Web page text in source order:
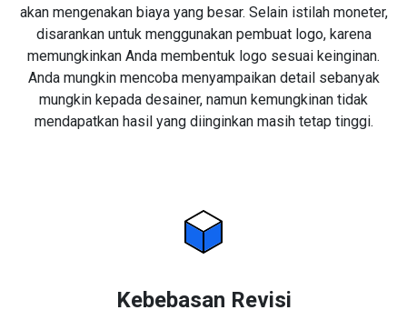
akan mengenakan biaya yang besar. Selain istilah moneter,
disarankan untuk menggunakan pembuat logo, karena
memungkinkan Anda membentuk logo sesuai keinginan.
Anda mungkin mencoba menyampaikan detail sebanyak
mungkin kepada desainer, namun kemungkinan tidak
mendapatkan hasil yang diinginkan masih tetap tinggi.
Kebebasan Revisi